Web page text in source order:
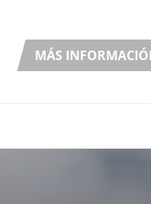
Seminar”.
MÁS